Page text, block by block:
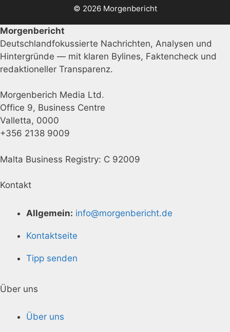
© 2026 Morgenbericht
Morgenbericht
Deutschlandfokussierte Nachrichten, Analysen und
Hintergründe — mit klaren Bylines, Faktencheck und
redaktioneller Transparenz.
Morgenberich Media Ltd.
Office 9, Business Centre
Valletta, 0000
+356 2138 9009
Malta Business Registry: C 92009
Kontakt
Allgemein: info@morgenbericht.de
Kontaktseite
Tipp senden
Über uns
Über uns